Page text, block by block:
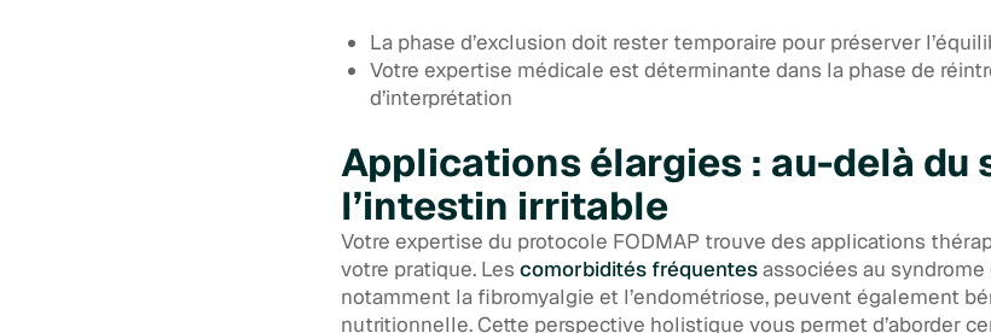
La phase d’exclusion doit rester temporaire pour préserver
Votre expertise médicale est déterminante dans la phase de
d’interprétation
Applications élargies : au-delà du
l’intestin irritable
Votre expertise du protocole FODMAP trouve des applications
votre pratique. Les comorbidités fréquentesassociées au syndrome
notamment la fibromyalgie et l’endométriose, peuvent également
nutritionnelle. Cette perspective holistique vous permet d’aborder